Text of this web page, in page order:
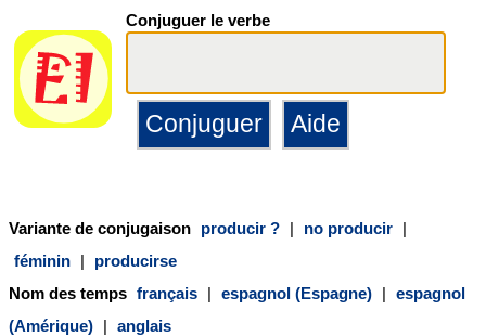
Conjuguer le verbe
Variante de conjugaison producir ? | no producir |
féminin |
producirse
Nom des temps français | espagnol (Espagne) | espagnol
(Amérique) | anglais